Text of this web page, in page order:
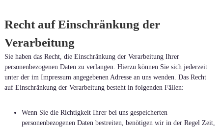
Recht auf Einschränkung der
Verarbeitung
Sie haben das Recht, die Einschränkung der Verarbeitung Ihrer
personenbezogenen Daten zu verlangen. Hierzu können Sie sich jederzeit
unter der im Impressum angegebenen Adresse an uns wenden. Das Recht
auf Einschränkung der Verarbeitung besteht in folgenden Fällen:
Wenn Sie die Richtigkeit Ihrer bei uns gespeicherten
personenbezogenen Daten bestreiten, benötigen wir in der Regel Zeit,